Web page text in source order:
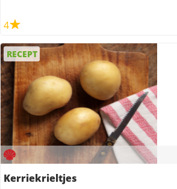
4
RECEPT
Kerriekrieltjes